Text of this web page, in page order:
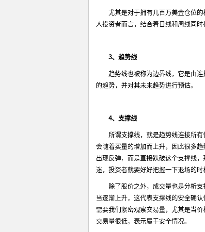
尤其是对于拥有几百万美金仓位
人投资者而言，结合着日线和周线同时
3、趋势线
趋势线也被称为边界线，它是由
的趋势，并对其未来趋势进行预估。
4、支撑线
所谓支撑线，就是趋势线连接所
会随着买量的增加而上升，因此很多
出现反弹，而是直接跌破这个支撑线
迷，投资者就要好好把握一下退场的时
除了股价之外，成交量也是分析
当逐渐上升，这代表支撑线的安全确
需要我们紧密观察交易量，尤其是当
交易量很低，表示属于安全情况。